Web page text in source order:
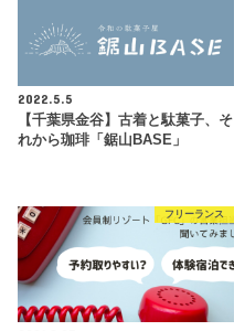
2022.5.5
【千葉県金谷】古着と駄菓子、そ
れから珈琲「鋸山BASE」
フリーランス